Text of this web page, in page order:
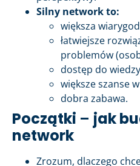
Silny network to:
większa
łatwiejsze
problemów
dostęp do
większe szanse
dobra zabawa.
Początki – jak
network
Zrozum, dlaczego